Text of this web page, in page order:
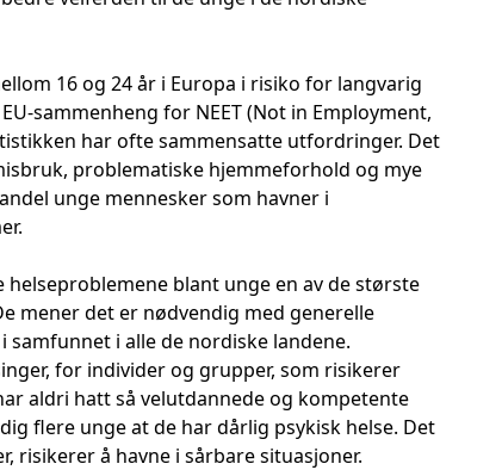
16 og 24 år i Europa i risiko for langvarig
sammenheng for NEET (Not in Employment,
har ofte sammensatte utfordringer. Det
problematiske hjemmeforhold og mye
unge mennesker som havner i
blant unge en av de største
mener det er nødvendig med generelle
i alle de nordiske landene.
for individer og grupper, som risikerer
aldri hatt så velutdannede og kompetente
flere unge at de har dårlig psykisk helse. Det
risikerer å havne i sårbare situasjoner.